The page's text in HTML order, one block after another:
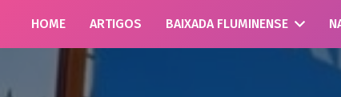
HOME ARTIGOS BAIXADA FLUMINENSE